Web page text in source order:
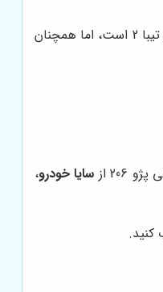
کوییک نیز یکی دیگر از محصولات سایپا است که در کلاس هاچ‌بک‌های شهری قرار می‌گیرد. این خودرو از نظر طراحی ظاهری و امکانات، کمی مدرن‌تر از تیبا 2 است، اما همچنان
سایا خودرو،